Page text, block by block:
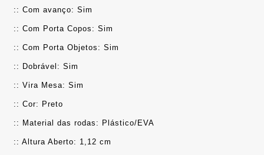
:: Com avanço: Sim
:: Com Porta Copos: Sim
:: Com Porta Objetos: Sim
:: Dobrável: Sim
:: Vira Mesa: Sim
:: Cor: Preto
:: Material das rodas: Plástico/EVA
:: Altura Aberto: 1,12 cm